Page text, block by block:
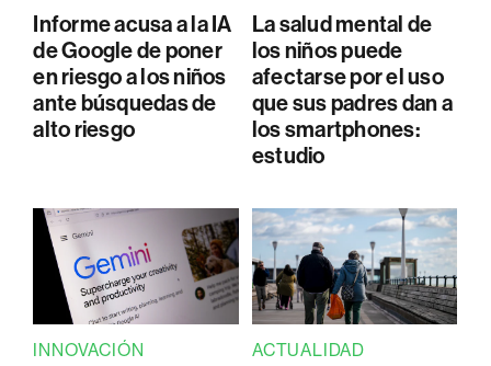
Informe acusa a la IA
de Google de poner
en riesgo a los niños
ante búsquedas de
alto riesgo
La salud mental de
los niños puede
afectarse por el uso
que sus padres dan a
los smartphones:
estudio
INNOVACIÓN ACTUALIDAD